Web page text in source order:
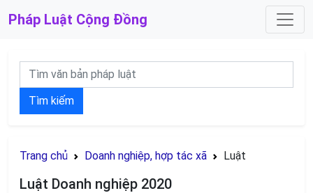
Pháp Luật Cộng Đồng
Tìm kiếm
Trang chủ Doanh nghiệp, hợp tác xã Luật
Luật Doanh nghiệp 2020